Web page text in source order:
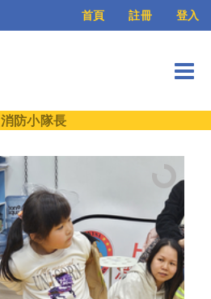
首頁 註冊 登入
消防小隊長